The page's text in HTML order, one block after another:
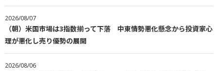
2026/08/07
（朝）米国市場は3指数揃って下落 中東情勢悪化懸念から投資家心
理が悪化し売り優勢の展開
2026/08/06